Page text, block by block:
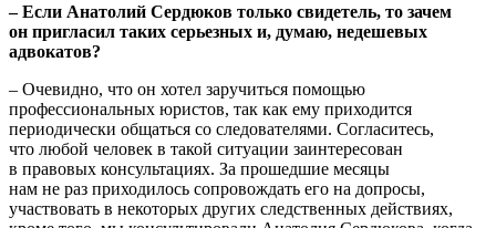
– Если Анатолий Сердюков только свидетель, то зачем
он пригласил таких серьезных и, думаю, недешевых
адвокатов?
– Очевидно, что он хотел заручиться помощью
профессиональных юристов, так как ему приходится
периодически общаться со следователями. Согласитесь,
что любой человек в такой ситуации заинтересован
в правовых консультациях. За прошедшие месяцы
нам не раз приходилось сопровождать его на допросы,
участвовать в некоторых других следственных действиях,